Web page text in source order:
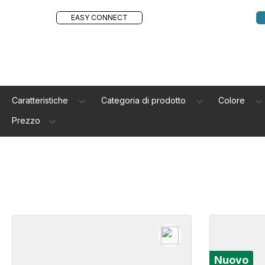
EASY CONNECT
Caratteristiche Categoria di prodotto Colore
Prezzo
Nuovo